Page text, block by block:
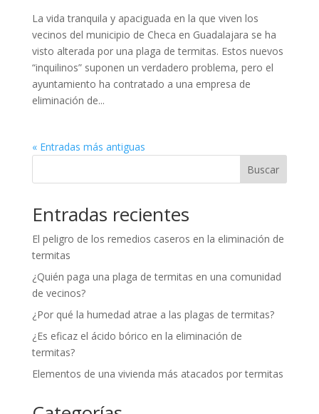
La vida tranquila y apaciguada en la que viven los
vecinos del municipio de Checa en Guadalajara se ha
visto alterada por una plaga de termitas. Estos nuevos
“inquilinos” suponen un verdadero problema, pero el
ayuntamiento ha contratado a una empresa de
eliminación de...
« Entradas más antiguas
Buscar
Entradas recientes
El peligro de los remedios caseros en la eliminación de
termitas
¿Quién paga una plaga de termitas en una comunidad
de vecinos?
¿Por qué la humedad atrae a las plagas de termitas?
¿Es eficaz el ácido bórico en la eliminación de
termitas?
Elementos de una vivienda más atacados por termitas